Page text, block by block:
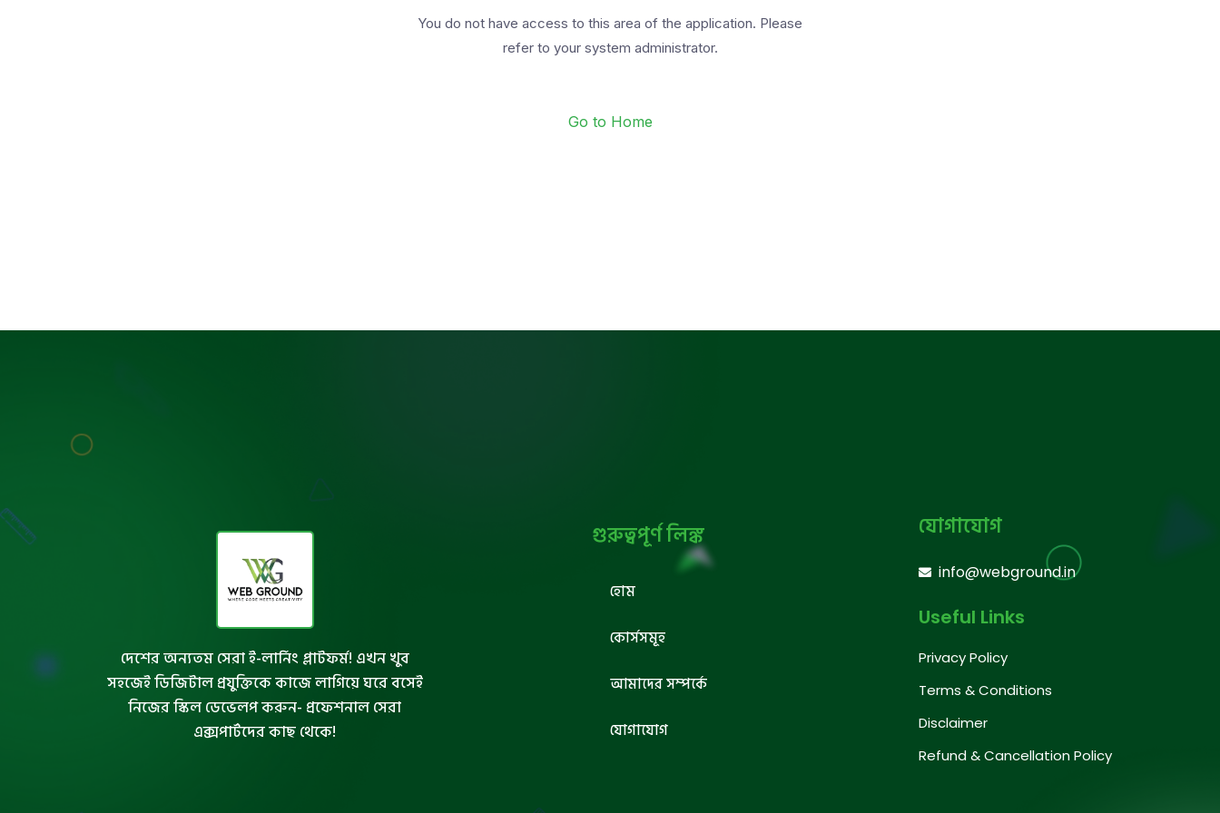
You do not have access to this area of the application. Please
refer to your system administrator.
Go to Home
দেশের অন্যতম সেরা ই-লার্নিং প্লাটফর্ম! এখন খুব
সহজেই ডিজিটাল প্রযুক্তিকে কাজে লাগিয়ে ঘরে বসেই
নিজের স্কিল ডেভেলপ করুন- প্রফেশনাল সেরা
এক্সপার্টদের কাছ থেকে!
গুরুত্বপূর্ণ লিঙ্ক
হোম
কোর্সসমূহ
আমাদের সম্পর্কে
যোগাযোগ
যোগাযোগ
info@webground.in
Useful Links
Privacy Policy
Terms & Conditions
Disclaimer
Refund & Cancellation Policy